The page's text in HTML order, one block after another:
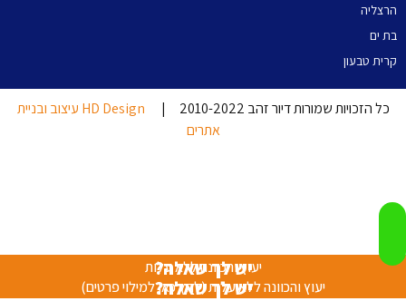
הרצליה
בת ים
קרית טבעון
כל הזכויות שמורות דיור זהב 2010-2022 |
HD Design עיצוב ובניית
אתרים
יש לך שאלה?
יעוץ והכוונה ללא עלות
יש לך שאלה?
יעוץ והכוונה ללא עלות (לחץ כאן למילוי פרטים)